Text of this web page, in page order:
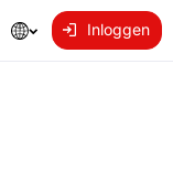
Inloggen